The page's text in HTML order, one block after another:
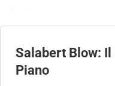
Salabert Blow: Il
Piano